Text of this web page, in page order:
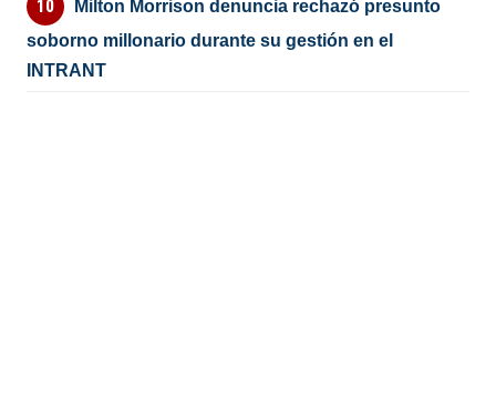
Milton Morrison denuncia rechazó presunto
soborno millonario durante su gestión en el
INTRANT